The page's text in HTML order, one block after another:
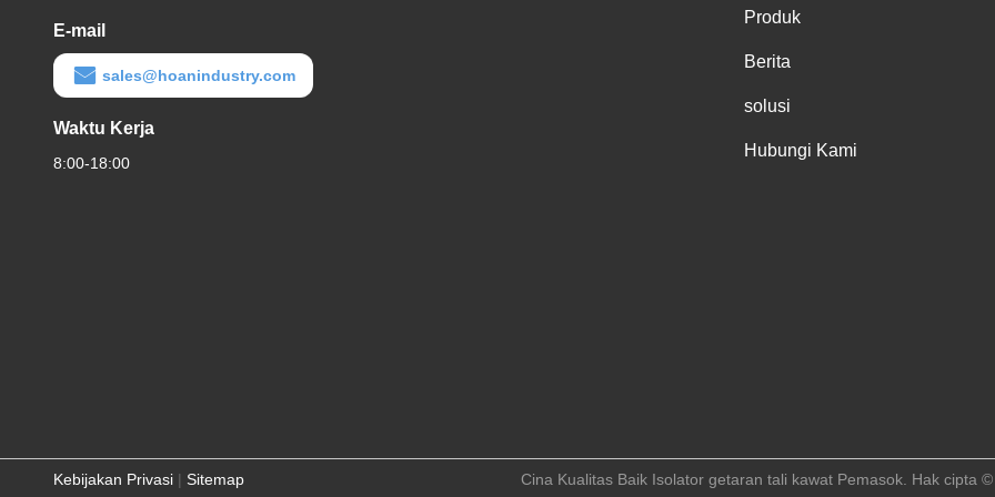
E-mail
sales@hoanindustry.com
Waktu Kerja
8:00-18:00
Produk
Berita
solusi
Hubungi Kami
Kebijakan Privasi | Sitemap Cina Kualitas Baik Isolator getaran tali kawat Pemasok. Hak cipta